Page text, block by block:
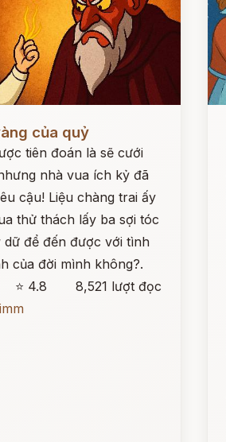
của quỷ
tiên đoán là sẽ cưới
nhà vua ích kỷ đã
cậu! Liệu chàng trai ấy
thử thách lấy ba sợi tóc
dữ để đến được với tình
của đời mình không?.
⭐ 4.8
8,521 lượt đọc